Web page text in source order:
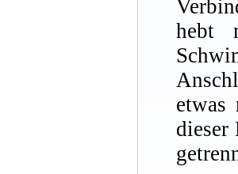
hebt
dieser